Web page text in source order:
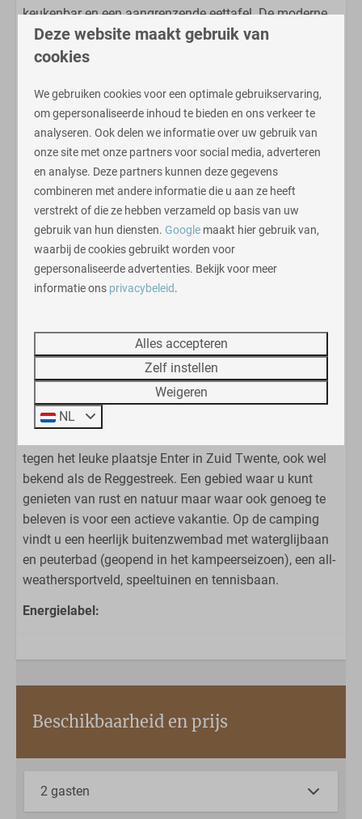
keukenbar en een aangrenzende eettafel. De moderne
keuken is voorzien van moderne inbouwapparatuur
zoals een 4-pits kookplaat, combimagnetron en
De lodge beschikt overtwee slaapkamers, elk met
eigen luxe badkamer voorzien van douche, toilet en
wastafel.
Via de openslaande deuren bereikt u hetriante
overdekte terras(35 m2); hier is het heerlijk vertoeven
in de loungehoek met knussehoutkachelen vrij
uitzicht. Op koude of regenachtige dagen kunt u het
terras voor een gedeelte afsluiten door een glazen
wand; zo kunt u optimaal genieten van de mooie,
groene omgeving. Daarnaast heeft de Lodge een airco
De lodge heeft een ruime tuin van circa 300 m2, met
parkeerplaats voor uw auto nabij en een gedeelde
Omgeving
tegen het leuke plaatsje Enter in Zuid Twente, ook wel
bekend als de Reggestreek. Een gebied waar u kunt
genieten van rust en natuur maar waar ook genoeg te
beleven is voor een actieve vakantie. Op de camping
vindt u een heerlijk buitenzwembad met waterglijbaan
en peuterbad (geopend in het kampeerseizoen), een all-
weathersportveld, speeltuinen en tennisbaan.
Energielabel:
Beschikbaarheid en prijs
2 gasten
Deze website maakt gebruik van
cookies
We gebruiken cookies voor een optimale gebruikservaring,
om gepersonaliseerde inhoud te bieden en ons verkeer te
analyseren. Ook delen we informatie over uw gebruik van
onze site met onze partners voor social media, adverteren
en analyse. Deze partners kunnen deze gegevens
combineren met andere informatie die u aan ze heeft
verstrekt of die ze hebben verzameld op basis van uw
gebruik van hun diensten. Google maakt hier gebruik van,
waarbij de cookies gebruikt worden voor
gepersonaliseerde advertenties. Bekijk voor meer
informatie ons privacybeleid.
Alles accepteren
Zelf instellen
Weigeren
NL